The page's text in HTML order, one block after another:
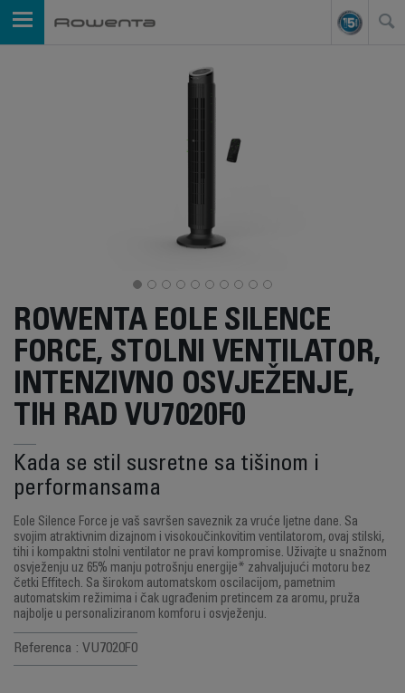
ROWENTA EOLE SILENCE
FORCE, STOLNI VENTILATOR,
INTENZIVNO OSVJEŽENJE,
TIH RAD VU7020F0
Kada se stil susretne sa tišinom i
performansama
Eole Silence Force je vaš savršen saveznik za vruće ljetne dane. Sa
svojim atraktivnim dizajnom i visokoučinkovitim ventilatorom, ovaj stilski,
tihi i kompaktni stolni ventilator ne pravi kompromise. Uživajte u snažnom
osvježenju uz 65% manju potrošnju energije* zahvaljujući motoru bez
četki Effitech. Sa širokom automatskom oscilacijom, pametnim
automatskim režimima i čak ugrađenim pretincem za aromu, pruža
najbolje u personaliziranom komforu i osvježenju.
Referenca : VU7020F0